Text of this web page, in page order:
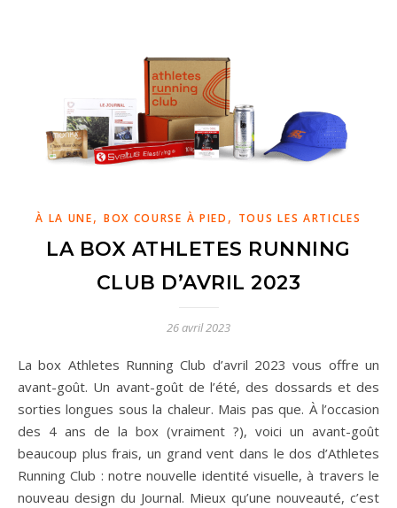
À LA UNE, BOX COURSE À PIED , TOUS LES ARTICLES
LA BOX ATHLETES RUNNING
CLUB D’AVRIL 2023
26 avril 2023
La box Athletes Running Club d’avril 2023 vous offre un
avant-goût. Un avant-goût de l’été, des dossards et des
sorties longues sous la chaleur. Mais pas que. À l’occasion
des 4 ans de la box (vraiment ?), voici un avant-goût
beaucoup plus frais, un grand vent dans le dos d’Athletes
Running Club : notre nouvelle identité visuelle, à travers le
nouveau design du Journal. Mieux qu’une nouveauté, c’est